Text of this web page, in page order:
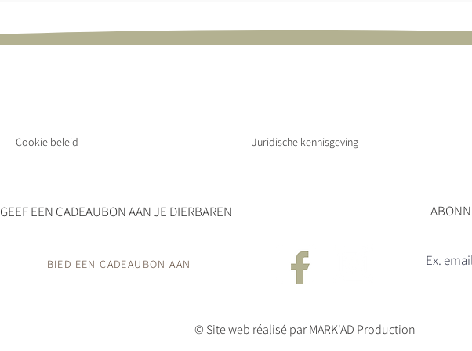
Cookie beleid Juridische kennisgeving
GEEF EEN CADEAUBON AAN JE DIERBAREN
BIED EEN CADEAUBON AAN
© Site web réalisé parMARK'AD Production